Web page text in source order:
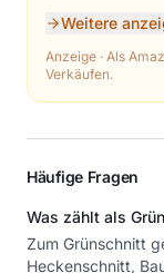
Weitere
Anzeige · Als
Verkäufen.
Häufige Fragen
Was zählt als
Zum Grünschnitt
Heckenschnitt,